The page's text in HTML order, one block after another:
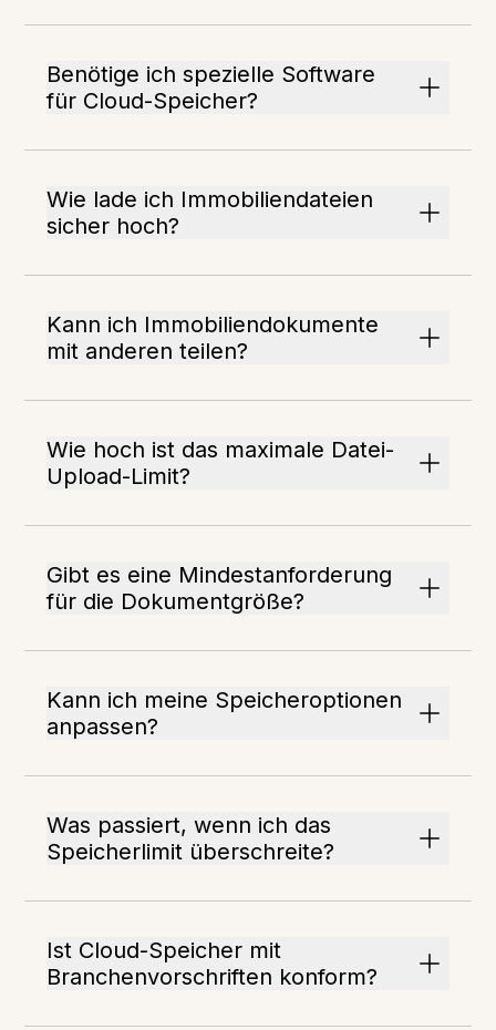
Benötige ich spezielle Software
für Cloud-Speicher?
Wie lade ich Immobiliendateien
sicher hoch?
Kann ich Immobiliendokumente
mit anderen teilen?
Wie hoch ist das maximale Datei-
Upload-Limit?
Gibt es eine Mindestanforderung
für die Dokumentgröße?
Kann ich meine Speicheroptionen
anpassen?
Was passiert, wenn ich das
Speicherlimit überschreite?
Ist Cloud-Speicher mit
Branchenvorschriften konform?